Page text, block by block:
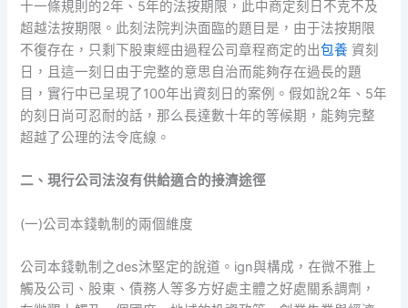
十一條規則的2年、5年的法按期限，此中商定刻日不克不及
超越法按期限。此刻法院判決面臨的題目是，由于法按期限
不復存在，只剩下股東經由過程公司章程商定的出包養 資刻
日，且這一刻日由于完整的意思自治而能夠存在過長的題
目，實行中已呈現了100年出資刻日的案例。假如說2年、5年
的刻日尚可忍耐的話，那么長達數十年的等候期，能夠完整
超越了公理的法令底線。
二、現行公司法沒有供給適合的接濟途徑
(一)公司本錢軌制的兩個維度
公司本錢軌制之des沐堅定的說道。ign與構成，在微不雅上
觸及公司、股東、債務人等多方好處主體之好處關系調劑，